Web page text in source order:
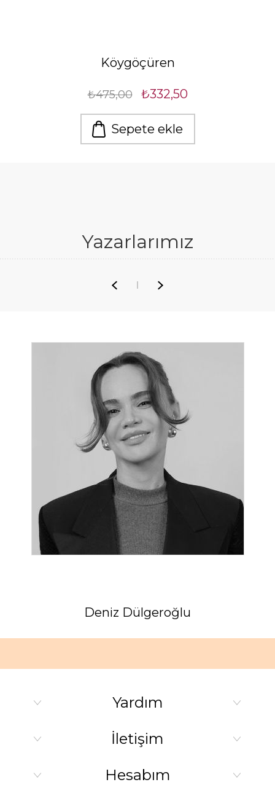
Köygöçüren
₺475,00 ₺332,50
Sepete ekle
Yazarlarımız
Deniz Dülgeroğlu
Yardım
İletişim
Hesabım